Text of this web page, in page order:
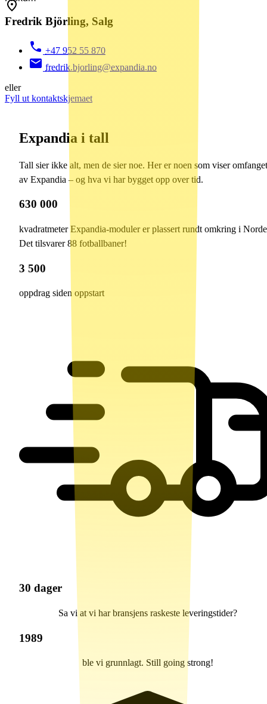
Fredrik Björling, Salg
+47 952 55 870
fredrik.bjorling@expandia.no
eller
Fyll ut kontaktskjemaet
Expandia i tall
Tall sier ikke alt, men de sier noe. Her er noen som viser omfanget
av Expandia – og hva vi har bygget opp over tid.
630 000
kvadratmeter Expandia-moduler er plassert rundt omkring i
Det tilsvarer 88 fotballbaner!
3 500
oppdrag siden oppstart
30 dager
Sa vi at vi har bransjens raskeste leveringstider?
1989
ble vi grunnlagt. Still going strong!